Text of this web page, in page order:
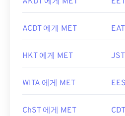
ACDT 에게 MET
HKT 에게 MET
WITA 에게 MET
ChST 에게 MET